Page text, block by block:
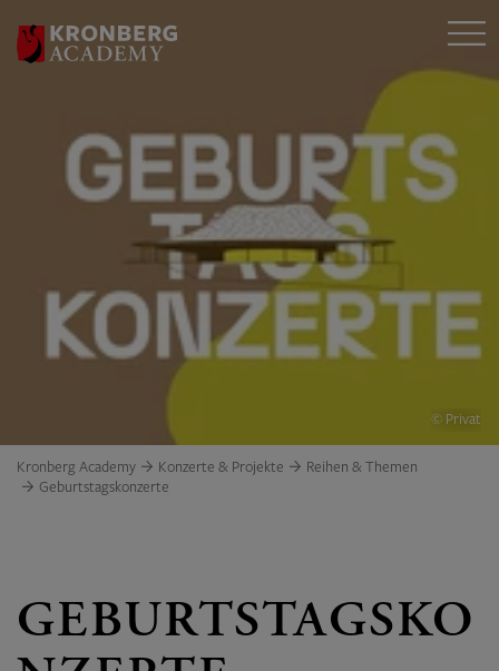
© Privat
Kronberg Academy Konzerte & Projekte
Reihen & Themen
Geburtstagskonzerte
GEBURTSTAGSKO